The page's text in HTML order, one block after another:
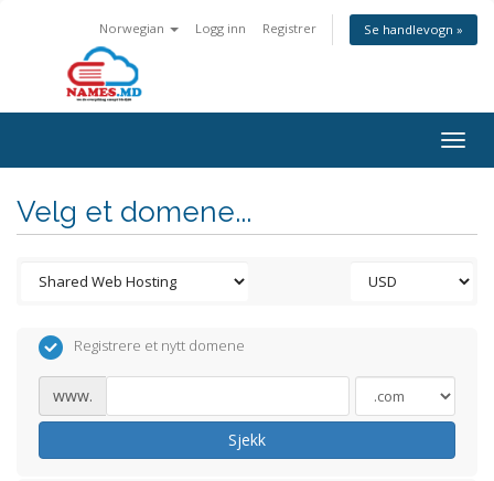
Norwegian Logg inn Registrer Se handlevogn »
Velg et domene...
Registrere et nytt domene
www.
Sjekk